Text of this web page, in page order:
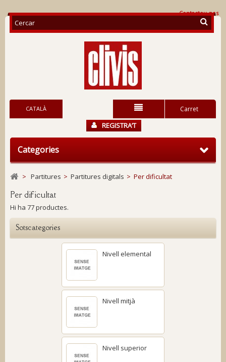
Contacteu-nos
Carret
CATALÀ
REGISTRA’T
Categories
> Partitures > Partitures digitals > Per dificultat
Per dificultat
Hi ha 77 productes.
Sotscategories
Nivell elemental
Nivell mitjà
Nivell superior